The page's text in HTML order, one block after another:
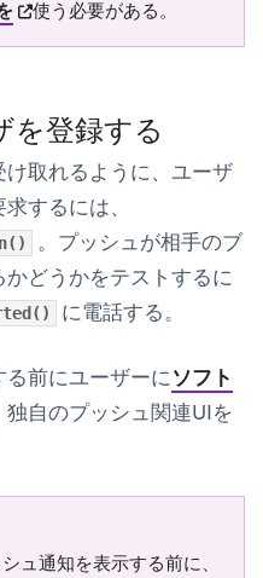
(opens in new tab)
使う必要がある。
を登録する
取れるように、ユーザ
するには、
。プッシュが相手のブ
どうかをテストするに
に電話する。
前にユーザーにソフト
独自のプッシュ関連UIを
ュ通知を表示する前に、